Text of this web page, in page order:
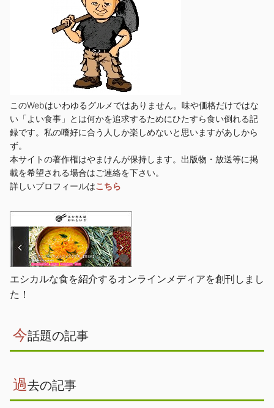
このWebはいわゆるグルメではありません。味や価格だけではな
い「よい食事」とは何かを追求するためにひたすら食い倒れる記
録です。私の嗜好に合う人しか楽しめないと思いますがあしから
ず。
本サイトの著作権はやまけんが保持します。出版物・放送等に掲
載を希望される場合はご連絡を下さい。
詳しいプロフィールはこちら
エシカルな食を紹介するオンラインメディアを創刊しまし
た！
今話題の記事
過去の記事